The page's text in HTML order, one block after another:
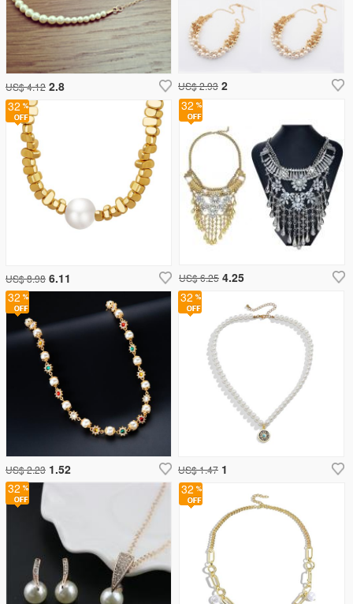
32
32
US$ 6.25 4.25
US$ 2.93 2
US$ 4.12 2.8
32
US$ 1.47 1
32
US$ 8.98 6.11
32
US$ 2.23 1.52
32